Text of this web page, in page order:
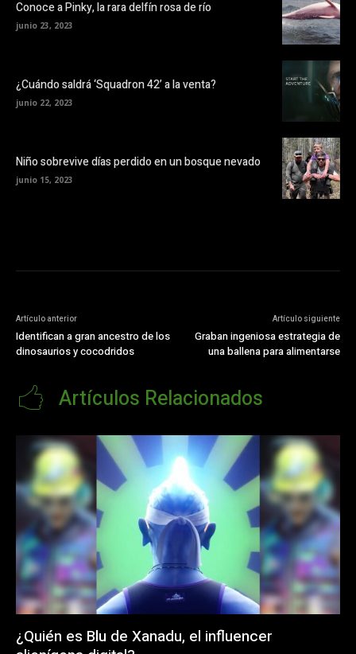
Conoce a Pinky, la rara delfín rosa de río
junio 23, 2023
¿Cuándo saldrá ‘Squadron 42’ a la venta?
junio 22, 2023
Niño sobrevive días perdido en un bosque nevado
junio 15, 2023
Artículo anterior
Identifican a gran ancestro de los
dinosaurios y cocodridos
Artículo siguiente
Graban ingeniosa estrategia de
una ballena para alimentarse
Artículos Relacionados
¿Quién es Blu de Xanadu, el influencer